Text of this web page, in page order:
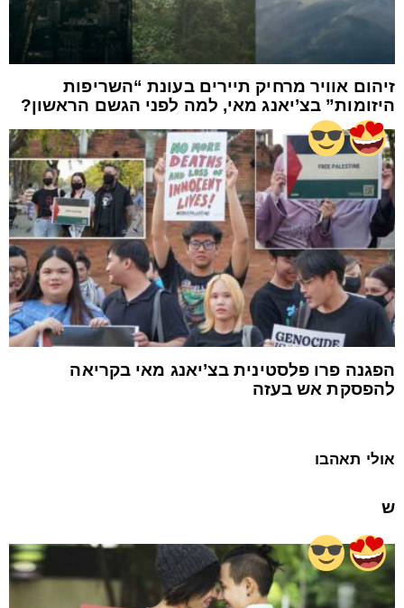
זיהום אוויר מרחיק תיירים בעונת “השריפות
היזומות” בצ’יאנג מאי, למה לפני הגשם הראשון?
הפגנה פרו פלסטינית בצ’יאנג מאי בקריאה
להפסקת אש בעזה
אולי תאהבו
ש